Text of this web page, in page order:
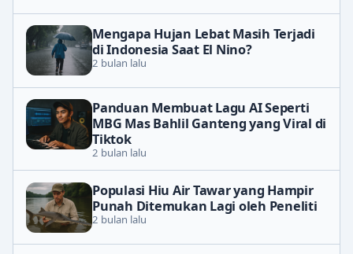
Mengapa Hujan Lebat Masih Terjadi
di Indonesia Saat El Nino?
2 bulan lalu
Panduan Membuat Lagu AI Seperti
MBG Mas Bahlil Ganteng yang Viral di
Tiktok
2 bulan lalu
Populasi Hiu Air Tawar yang Hampir
Punah Ditemukan Lagi oleh Peneliti
2 bulan lalu